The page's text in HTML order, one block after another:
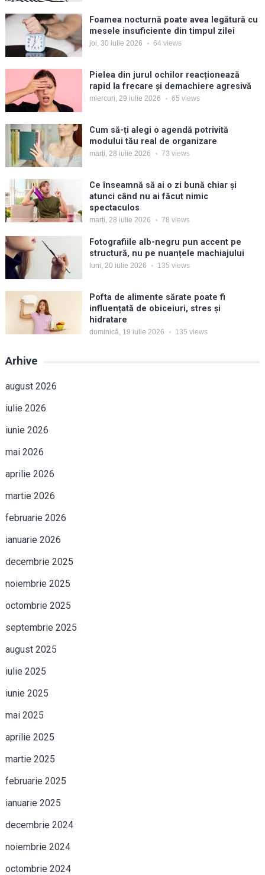
Foamea nocturnă poate avea legătură cu
mesele insuficiente din timpul zilei
joi, 30 iulie 2026 64 views
Pielea din jurul ochilor reacționează
rapid la frecare și demachiere agresivă
miercuri, 29 iulie 2026 65 views
Cum să-ți alegi o agendă potrivită
modului tău real de organizare
marți, 28 iulie 2026 73 views
Ce înseamnă să ai o zi bună chiar și
atunci când nu ai făcut nimic
spectaculos
marți, 28 iulie 2026 78 views
Fotografiile alb-negru pun accent pe
structură, nu pe nuanțele machiajului
luni, 20 iulie 2026 135 views
Pofta de alimente sărate poate fi
influențată de obiceiuri, stres și
hidratare
duminică, 19 iulie 2026 135 views
Arhive
august 2026
iulie 2026
iunie 2026
mai 2026
aprilie 2026
martie 2026
februarie 2026
ianuarie 2026
decembrie 2025
noiembrie 2025
octombrie 2025
septembrie 2025
august 2025
iulie 2025
iunie 2025
mai 2025
aprilie 2025
martie 2025
februarie 2025
ianuarie 2025
decembrie 2024
noiembrie 2024
octombrie 2024